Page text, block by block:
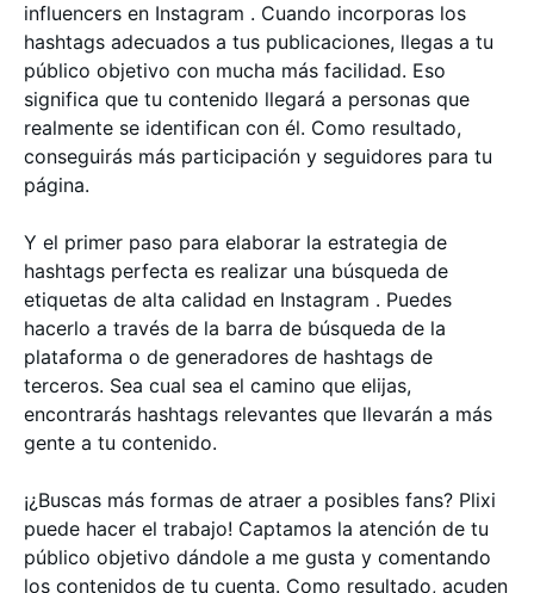
influencers en Instagram . Cuando incorporas los
hashtags adecuados a tus publicaciones, llegas a tu
público objetivo con mucha más facilidad. Eso
significa que tu contenido llegará a personas que
realmente se identifican con él. Como resultado,
conseguirás más participación y seguidores para tu
página.
Y el primer paso para elaborar la estrategia de
hashtags perfecta es realizar una búsqueda de
etiquetas de alta calidad en Instagram . Puedes
hacerlo a través de la barra de búsqueda de la
plataforma o de generadores de hashtags de
terceros. Sea cual sea el camino que elijas,
encontrarás hashtags relevantes que llevarán a más
gente a tu contenido.
¡¿Buscas más formas de atraer a posibles fans? Plixi
puede hacer el trabajo! Captamos la atención de tu
público objetivo dándole a me gusta y comentando
los contenidos de tu cuenta. Como resultado, acuden